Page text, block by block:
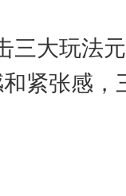
三大玩法
紧张感，